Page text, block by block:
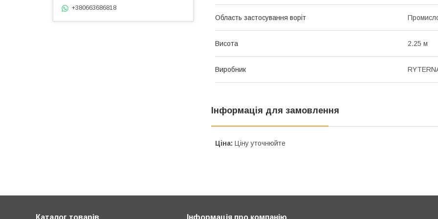
Область застосування воріт
Висота 2.25 м
Виробник
Інформація для замовлення
Ціна: Ціну уточнюйте
+380663686818